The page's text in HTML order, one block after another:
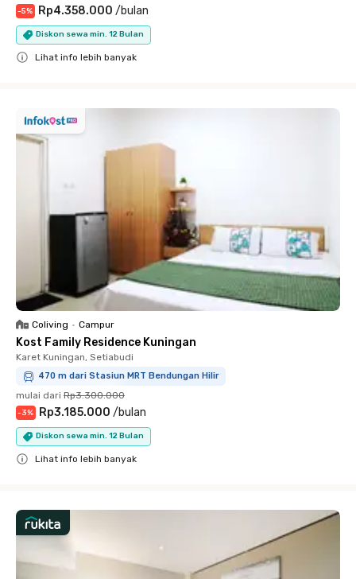
-5% Rp4.358.000 /bulan
Diskon sewa min. 12 Bulan
Lihat info lebih banyak
Coliving • Campur
Kost Family Residence Kuningan
Karet Kuningan, Setiabudi
470 m dari Stasiun MRT Bendungan Hilir
mulai dari Rp3.300.000
-3% Rp3.185.000 /bulan
Diskon sewa min. 12 Bulan
Lihat info lebih banyak